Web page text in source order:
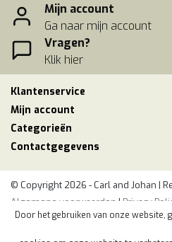
Mijn account
Ga naar mijn account
Vragen?
Klik hier
Klantenservice
Mijn account
Categorieën
Contactgegevens
© Copyright 2026 - Carl and Johan |
Algemene voorwaarden | Privacy
Door het gebruiken van onze website,